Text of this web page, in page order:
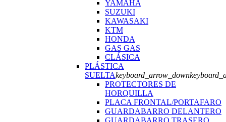
YAMAHA
SUZUKI
KAWASAKI
KTM
HONDA
GAS GAS
CLÁSICA
PLÁSTICA
SUELTAkeyboard_arrow_down
PROTECTORES DE
HORQUILLA
PLACA FRONTAL/PORTAFARO
GUARDABARRO DELANTERO
GUARDABARRO TRASERO